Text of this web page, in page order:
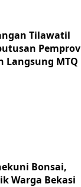
Tilawatil
Pemprov
Langsung MTQ
Bonsai,
Warga Bekasi